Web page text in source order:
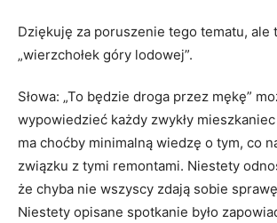
Dziękuję za poruszenie tego tematu, ale
„wierzchołek góry lodowej”.
Słowa: „To będzie droga przez mękę”
wypowiedzieć każdy zwykły
ma choćby minimalną wiedzę o tym, co
związku z tymi remontami. Niestety
że chyba nie wszyscy zdają sobie
Niestety opisane spotkanie było